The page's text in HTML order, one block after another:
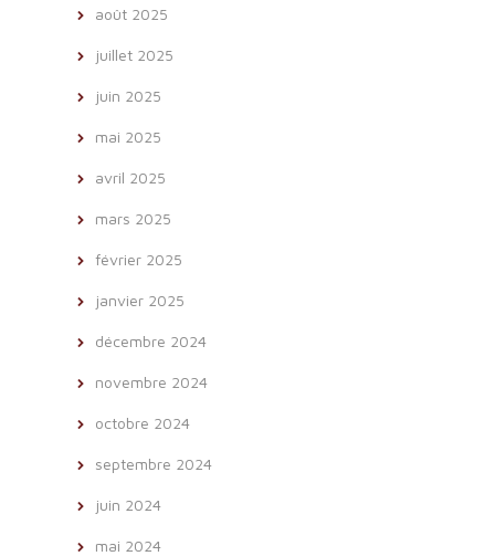
août 2025
juillet 2025
juin 2025
mai 2025
avril 2025
mars 2025
février 2025
janvier 2025
décembre 2024
novembre 2024
octobre 2024
septembre 2024
juin 2024
mai 2024